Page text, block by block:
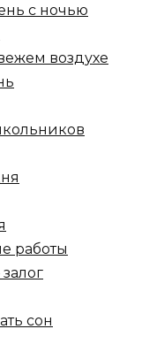
с ночью
воздухе
работы
сон